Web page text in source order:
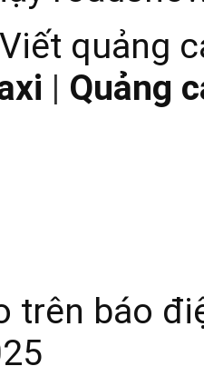
Viết quảng
| Quảng
trên báo